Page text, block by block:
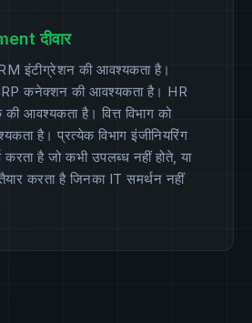
दीवार
इंटीग्रेशन की आवश्यकता है।
कनेक्शन की आवश्यकता है। HR
आवश्यकता है। वित्त विभाग को
है। प्रत्येक विभाग इंजीनियरिंग
है जो कभी उपलब्ध नहीं होते, या
करता है जिनका IT समर्थन नहीं